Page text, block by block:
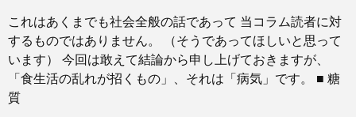
これはあくまでも社会全般の話であって 当コラム読者に対
するものではありません。 （そうであってほしいと思って
います） 今回は敢えて結論から申し上げておきますが、
「食生活の乱れが招くもの」、それは「病気」です。 ■ 糖
質